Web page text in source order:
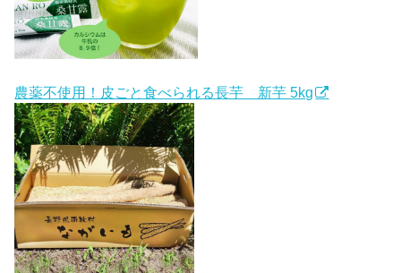
農薬不使用！皮ごと食べられる長芋 新芋 5kg